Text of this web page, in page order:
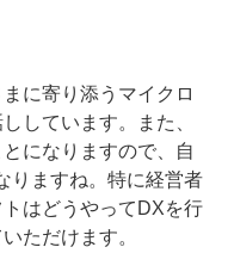
に寄り添うマイクロ
しています。また、
になりますので、自
りますね。特に経営者
はどうやってDXを行
ただけます。